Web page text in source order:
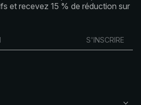
et recevez 15 % de réduction sur
S'INSCRIRE